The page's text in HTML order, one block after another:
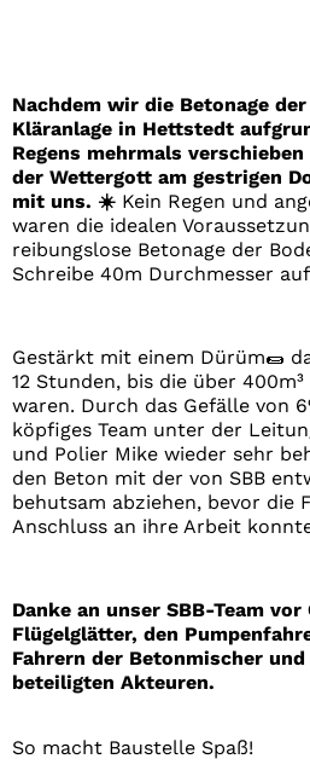
Nachdem wir die Betonage
Kläranlage in Hettstedt
Regens mehrmals
der Wettergott am gestrigen
mit uns. ☀️ Kein Regen und
waren die idealen
reibungslose Betonage der
Schreibe 40m Durchmesser
Gestärkt mit einem Dürüm🌯
12 Stunden, bis die über
waren. Durch das Gefälle von
köpfiges Team unter der
und Polier Mike wieder sehr
den Beton mit der von SBB
behutsam abziehen, bevor die
Anschluss an ihre Arbeit
Danke an unser SBB-Team
Flügelglätter, den
Fahrern der Betonmischer
beteiligten Akteuren.
So macht Baustelle Spaß!